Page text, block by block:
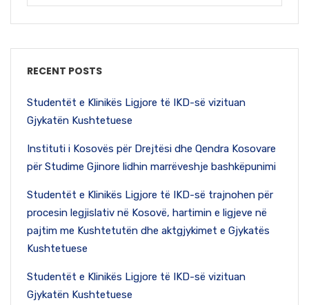
RECENT POSTS
Studentët e Klinikës Ligjore të IKD-së vizituan
Gjykatën Kushtetuese
Instituti i Kosovës për Drejtësi dhe Qendra Kosovare
për Studime Gjinore lidhin marrëveshje bashkëpunimi
Studentët e Klinikës Ligjore të IKD-së trajnohen për
procesin legjislativ në Kosovë, hartimin e ligjeve në
pajtim me Kushtetutën dhe aktgjykimet e Gjykatës
Kushtetuese
Studentët e Klinikës Ligjore të IKD-së vizituan
Gjykatën Kushtetuese